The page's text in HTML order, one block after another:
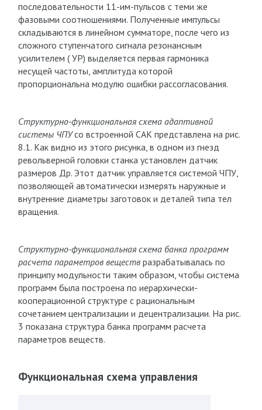
последовательности 11-им-пульсов с теми же
фазовыми соотношениями. Полученные импульсы
складываются в линейном сумматоре, после чего из
сложного ступенчатого сигнала резонансным
усилителем ( УР) выделяется первая гармоника
несущей частоты, амплитуда которой
пропорциональна модулю ошибки рассогласования.
Структурно-функциональная схема адаптивной
системы ЧПУсо встроенной САК представлена на рис.
8.1. Как видно из этого рисунка, в одном из гнезд
револьверной головки станка установлен датчик
размеров Др. Этот датчик управляется системой ЧПУ,
позволяющей автоматически измерять наружные и
внутренние диаметры заготовок и деталей типа тел
вращения.
Структурно-функциональная схема банка программ
расчета параметров веществразрабатывалась по
принципу модульности таким образом, чтобы система
программ была построена по иерархически-
кооперационной структуре с рациональным
сочетанием централизации и децентрализации. На рис.
3 показана структура банка программ расчета
параметров веществ.
Функциональная схема управления